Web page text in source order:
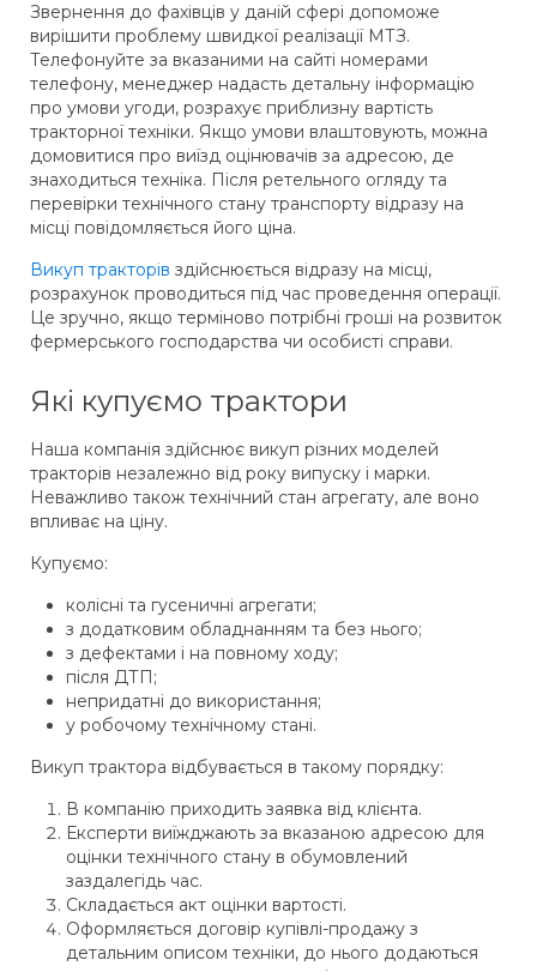
Звернення до фахівців у даній сфері допоможе
вирішити проблему швидкої реалізації МТЗ.
Телефонуйте за вказаними на сайті номерами
телефону, менеджер надасть детальну інформацію
про умови угоди, розрахує приблизну вартість
тракторної техніки. Якщо умови влаштовують, можна
домовитися про виїзд оцінювачів за адресою, де
знаходиться техніка. Після ретельного огляду та
перевірки технічного стану транспорту відразу на
місці повідомляється його ціна.
Викуп тракторів здійснюється відразу на місці,
розрахунок проводиться під час проведення операції.
Це зручно, якщо терміново потрібні гроші на розвиток
фермерського господарства чи особисті справи.
Які купуємо трактори
Наша компанія здійснює викуп різних моделей
тракторів незалежно від року випуску і марки.
Неважливо також технічний стан агрегату, але воно
впливає на ціну.
Купуємо:
колісні та гусеничні агрегати;
з додатковим обладнанням та без нього;
з дефектами і на повному ходу;
після ДТП;
непридатні до використання;
у робочому технічному стані.
Викуп трактора відбувається в такому порядку:
В компанію приходить заявка від клієнта.
Експерти виїжджають за вказаною адресою для
оцінки технічного стану в обумовлений
заздалегідь час.
Складається акт оцінки вартості.
Оформляється договір купівлі-продажу з
детальним описом техніки, до нього додаються